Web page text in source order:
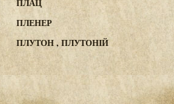
ПЛАЦ
ПЛЕНЕР
ПЛУТОН , ПЛУТОНІЙ